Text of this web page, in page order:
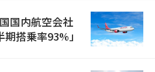
国内航空会社
搭乗率93%」